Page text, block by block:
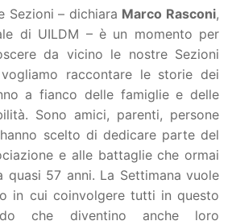
Sezioni – dichiara Marco Rasconi,
di UILDM – è un momento per
da vicino le nostre Sezioni
vogliamo raccontare le storie dei
a fianco delle famiglie e delle
Sono amici, parenti, persone
scelto di dedicare parte del
e alle battaglie che ormai
quasi 57 anni. La Settimana vuole
in cui coinvolgere tutti in questo
che diventino anche loro